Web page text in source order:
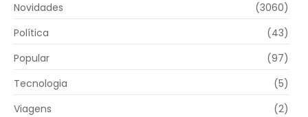
Novidades
(3060)
Política
(43)
Popular
(97)
Tecnologia
(5)
Viagens
(2)